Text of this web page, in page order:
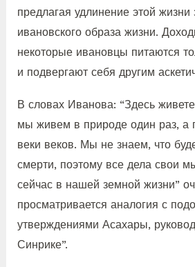
предлагая удлинение этой жизни
ивановского образа жизни.
некоторые ивановцы питаются
и подвергают себя другим
В словах Иванова: “Здесь
мы живем в природе один раз, а
веки веков. Мы не знаем, что
смерти, поэтому все дела свои
сейчас в нашей земной жизни”
просматривается аналогия с
утверждениями Асахары,
Синрике”.